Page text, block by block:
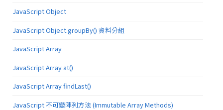
JavaScript Object
JavaScript Object.groupBy() 資料分組
JavaScript Array
JavaScript Array at()
JavaScript Array findLast()
JavaScript 不可變陣列方法 (Immutable Array Methods)